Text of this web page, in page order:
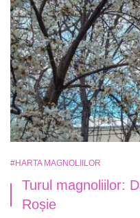
#HARTA MAGNOLIILOR
Turul magnoliilor:
Roșie